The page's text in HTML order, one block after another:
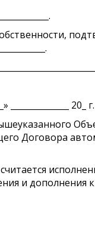
собственности,
______________
Договора
и